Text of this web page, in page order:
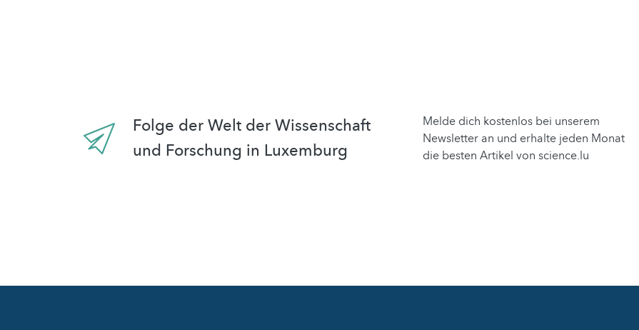
Folge der Welt der Wissenschaft
und Forschung in Luxemburg
Melde dich kostenlos bei unserem
Newsletter an und erhalte jeden Monat
die besten Artikel von science.lu